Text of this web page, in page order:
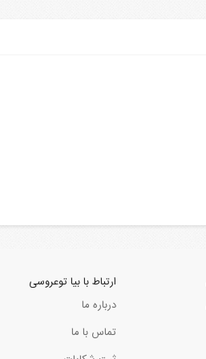
ارتباط با بیا توعروسی
درباره ما
تماس با ما